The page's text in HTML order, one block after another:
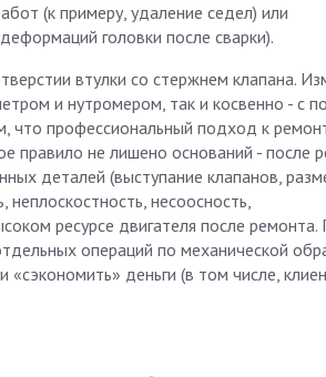
(к примеру, удаление седел) или
головки после сварки).
втулки со стержнем клапана.
и нутромером, так и косвенно - с
что профессиональный подход к
правило не лишено оснований - после
деталей (выступание клапанов,
несоосность,
ресурсе двигателя после
операций по механической
деньги (в том числе,